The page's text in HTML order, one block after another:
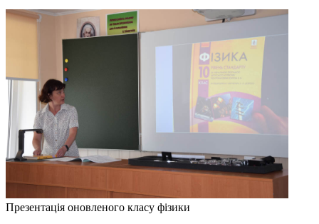
Презентація оновленого класу фізики